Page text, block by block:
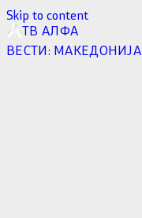
Skip to content
ТВ АЛФА
ВЕСТИ: МАКЕДОНИЈА